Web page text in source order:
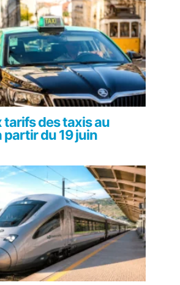
tarifs des taxis au
partir du 19 juin